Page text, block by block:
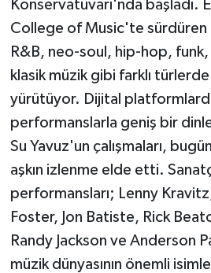
Konservatuvarı'nda başladı.
College of Music'te sürdüren
R&B, neo-soul, hip-hop,
klasik müzik gibi farklı türlerde
yürütüyor. Dijital
performanslarla geniş bir
Su Yavuz'un çalışmaları,
aşkın izlenme elde etti.
performansları; Lenny
Foster, Jon Batiste, Rick
Randy Jackson ve Anderson
müzik dünyasının önemli